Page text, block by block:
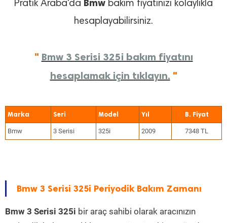
Pratik Araba'da Bmw bakım fiyatınızı kolaylıkla
hesaplayabilirsiniz.
" Bmw 3 Serisi 325i bakım fiyatını
hesaplamak için tıklayın. "
Marka Seri Model Yıl
Bmw 3 Serisi 325i 2009 7348 TL
Bmw 3 Serisi 325i Periyodik Bakım Zamanı
Bmw 3 Serisi 325i bir araç sahibi olarak aracınızın